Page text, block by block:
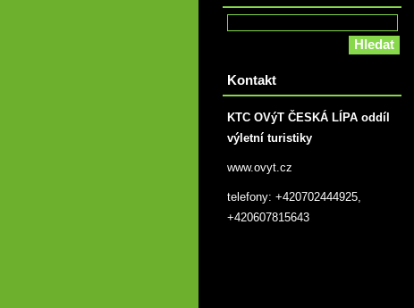
Kontakt
KTC OVýT ČESKÁ LÍPA oddíl
výletní turistiky
www.ovyt.cz
telefony: +420702444925,
+420607815643